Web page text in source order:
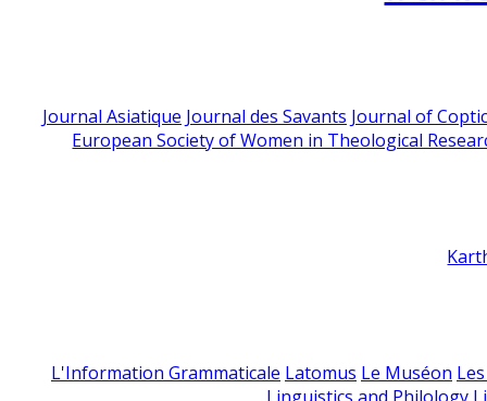
Journal Asiatique Journal des Savants Journal of
European Society of Women in Theological
L'Information Grammaticale Latomus Le Muséon